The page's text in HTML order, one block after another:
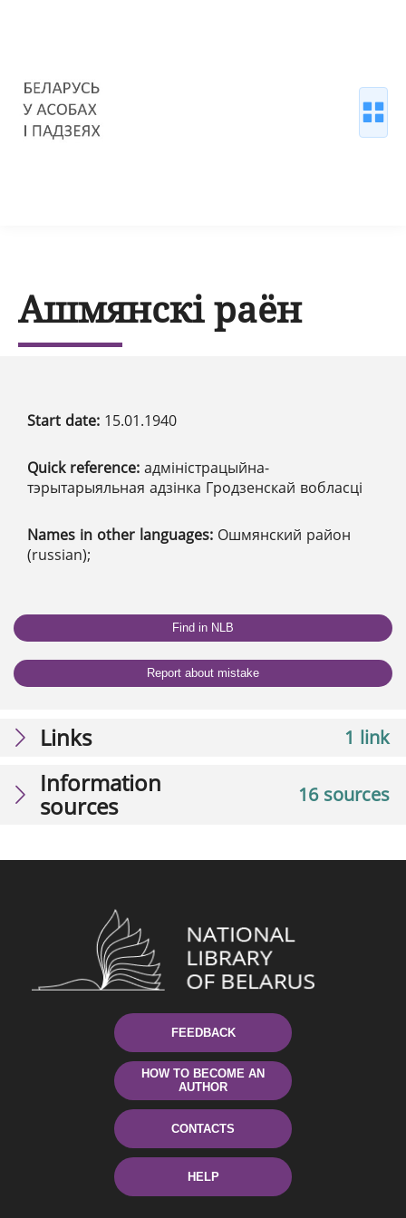
Ашмянскі раён
Start date: 15.01.1940
Quick reference: адміністрацыйна-
тэрытарыяльная адзінка Гродзенскай вобласці
Names in other languages: Ошмянский район
(russian);
Find in NLB
Report about mistake
1 link
Links
16 sources
Information
sources
FEEDBACK
HOW TO BECOME AN
AUTHOR
CONTACTS
HELP